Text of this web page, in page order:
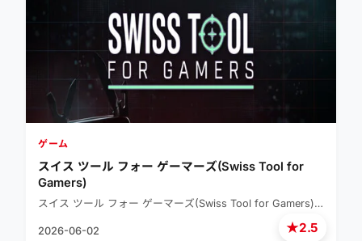
★2.5
ゲーム
スイス ツール フォー ゲーマーズ(Swiss Tool for
Gamers)
スイス ツール フォー ゲーマーズ(Swiss Tool for Gamers)…
2026-06-02